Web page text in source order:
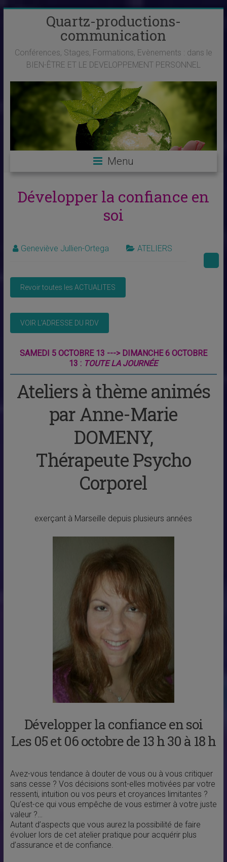
Quartz-productions-
communication
Conférences, Stages, Formations, Evènements : dans le
BIEN-ÊTRE ET LE DEVELOPPEMENT PERSONNEL
Menu
Développer la confiance en
soi
Geneviève Jullien-Ortega ATELIERS
SAMEDI 5 OCTOBRE 13 ---> DIMANCHE 6 OCTOBRE
13 : TOUTE LA JOURNÉE
Ateliers à thème animés
par Anne-Marie
DOMENY,
Thérapeute Psycho
Corporel
exerçant à Marseille depuis plusieurs années
Développer la confiance en soi
Les 05 et 06 octobre de 13 h 30 à 18 h
Avez-vous tendance à douter de vous ou à vous critiquer
sans cesse ? Vos décisions sont-elles motivées par votre
ressenti, intuition ou vos peurs et croyances limitantes ?
Qu’est-ce qui vous empêche de vous estimer à votre juste
valeur ?…
Autant d’aspects que vous aurez la possibilité de faire
évoluer lors de cet atelier pratique pour acquérir plus
d’assurance et de confiance.